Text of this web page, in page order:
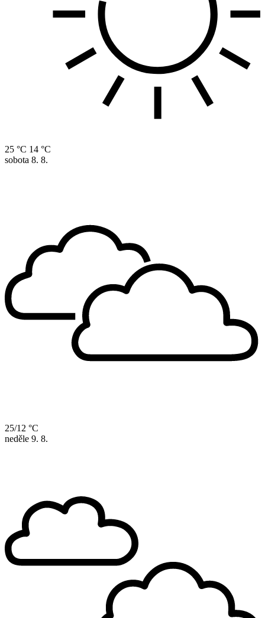
25 °C 14 °C
sobota 8. 8.
25/12 °C
neděle 9. 8.